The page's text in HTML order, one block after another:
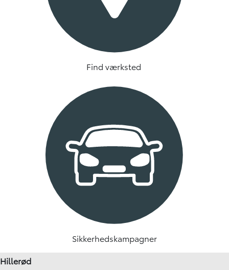
Find værksted
Sikkerhedskampagner
Hillerød